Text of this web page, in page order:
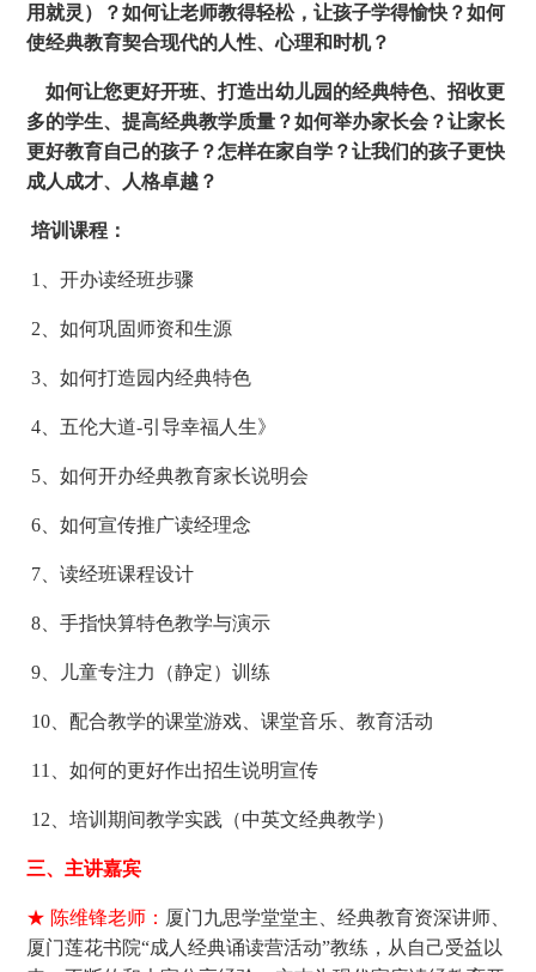
用就灵）？如何让老师教得轻松，让孩子学得愉快？如何
使经典教育契合现代的人性、心理和时机？
如何让您更好开班、打造出幼儿园的经典特色、招收更
多的学生、提高经典教学质量？如何举办家长会？让家长
更好教育自己的孩子？怎样在家自学？让我们的孩子更快
成人成才、人格卓越？
培训课程：
1、开办读经班步骤
2、如何巩固师资和生源
3、如何打造园内经典特色
4、五伦大道-引导幸福人生》
5、如何开办经典教育家长说明会
6、如何宣传推广读经理念
7、读经班课程设计
8、手指快算特色教学与演示
9、儿童专注力（静定）训练
10、配合教学的课堂游戏、课堂音乐、教育活动
11、如何的更好作出招生说明宣传
12、培训期间教学实践（中英文经典教学）
三、主讲嘉宾
★ 陈维锋老师： 厦门九思学堂堂主、经典教育资深讲师、
厦门莲花书院“成人经典诵读营活动”教练，从自己受益以